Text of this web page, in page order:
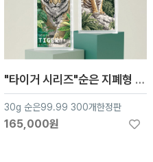
"타이거 시리즈"순은 지폐형 30g 실버99.99%
30g 순은99.99 300개한정판
165,000원